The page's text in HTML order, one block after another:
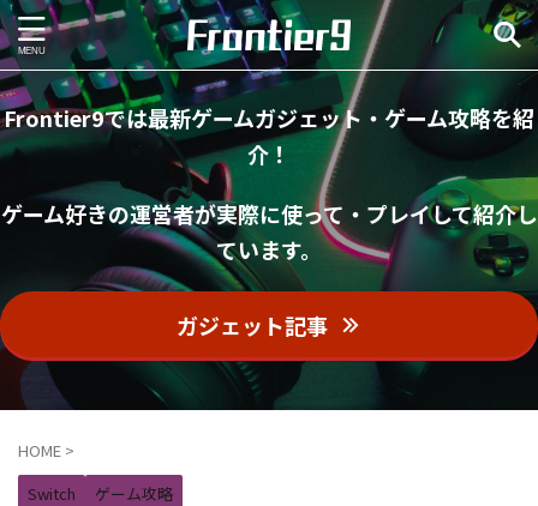
Frontier9では最新ゲームガジェット・ゲーム攻略を紹
介！
ゲーム好きの運営者が実際に使って・プレイして紹介し
ています。
ガジェット記事
HOME >
Switch
ゲーム攻略